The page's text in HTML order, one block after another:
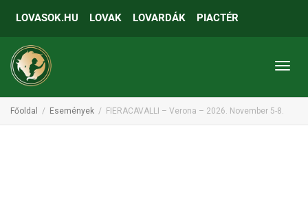
LOVASOK.HU LOVAK LOVARDÁK PIACTÉR
Főoldal Események FIERACAVALLI – Verona – 2026. November 5-8.